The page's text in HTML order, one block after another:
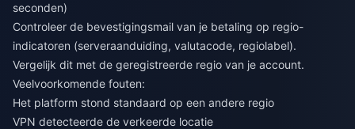
seconden)
Controleer de bevestigingsmail van je betaling op regio-
indicatoren (serveraanduiding, valutacode, regiolabel).
Vergelijk dit met de geregistreerde regio van je account.
Veelvoorkomende fouten:
Het platform stond standaard op een andere regio
VPN detecteerde de verkeerde locatie